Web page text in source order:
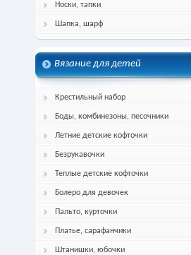
Носки, тапки
Шапка, шарф
Вязание для детей
Крестильный набор
Боды, комбинезоны, песочники
Летние детские кофточки
Безрукавочки
Теплые детские кофточки
Болеро для девочек
Пальто, курточки
Платье, сарафанчики
Штанишки, юбочки